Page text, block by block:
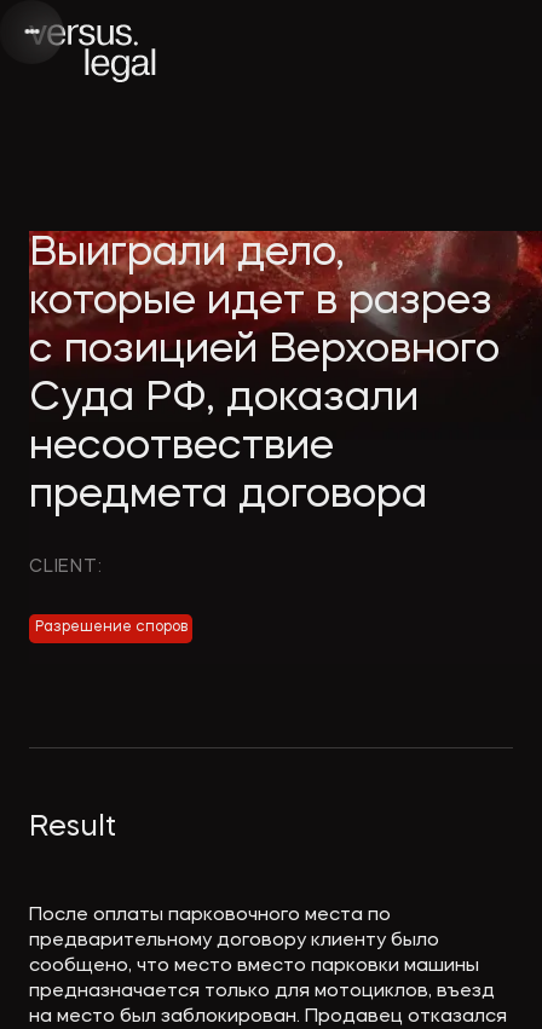
Интеллектуальная
собственность
Архитектура
и проектирование
Банкротство
Webinars
and videos
Company
news
Media
publications
materials
Выиграли дело,
которые идет в разрез
с позицией Верховного
Суда РФ, доказали
несоотвествие
предмета договора
CLIENT:
Разрешение споров
Result
После оплаты парковочного места по
предварительному договору клиенту было
сообщено, что место вместо парковки машины
предназначается только для мотоциклов, въезд
на место был заблокирован. Продавец отказался